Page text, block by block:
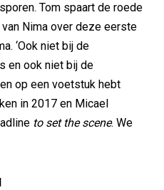
Tom spaart de roede
van Nima over deze eerste
‘Ook niet bij de
en ook niet bij de
op een voetstuk hebt
in 2017 en Micael
to set the scene. We